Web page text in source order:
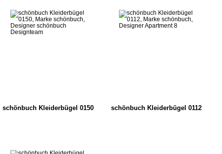
schönbuch Kleiderbügel 0150 schönbuch Kleiderbügel 0112